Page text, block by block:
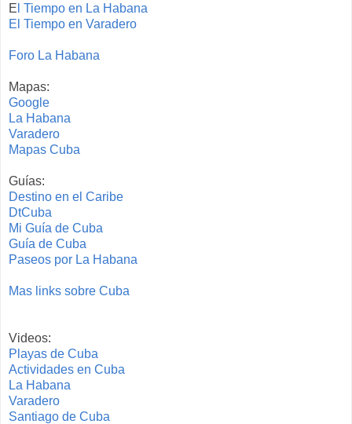
E l Tiempo en La Habana
El Tiempo en Varadero
Foro La Habana
Mapas:
Google
La Habana
Varadero
Mapas Cuba
Guías:
Destino en el Caribe
DtCuba
Mi Guía de Cuba
Guía de Cuba
Paseos por La Habana
Mas links sobre Cuba
Videos:
Playas de Cuba
Actividades en Cuba
La Habana
Varadero
Santiago de Cuba